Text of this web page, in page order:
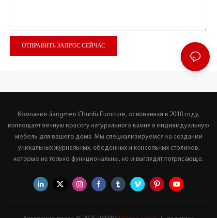
ОТПРАВИТЬ ЗАПРОС СЕЙЧАС
Компания Jiangmen Chunfu Furniture, основанная в 2010 году,
воплощает вечную красоту натурального камня в индивидуальную
мебель для вашего дома. Мы специализируемся на создании
уникальных журнальных, обеденных и консольных столиков,
которые не только функциональны, но и выглядят потрясающе.